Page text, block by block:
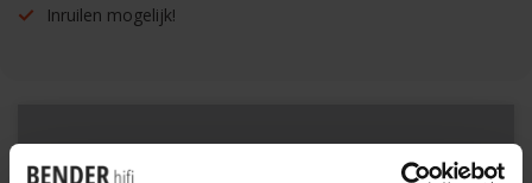
Inruilen mogelijk!
Benieuwd naar dit product?